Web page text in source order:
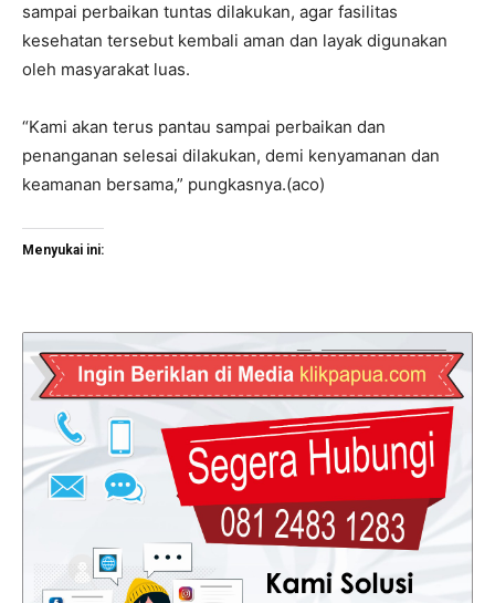
sampai perbaikan tuntas dilakukan, agar fasilitas
kesehatan tersebut kembali aman dan layak digunakan
oleh masyarakat luas.
“Kami akan terus pantau sampai perbaikan dan
penanganan selesai dilakukan, demi kenyamanan dan
keamanan bersama,” pungkasnya.(aco)
Menyukai ini: